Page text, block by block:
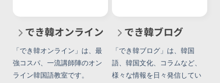
でき韓オンライン
「でき韓オンライン」は、最
強コスパ、一流講師陣のオン
ライン韓国語教室です。
でき韓ブログ
「でき韓ブログ」は、韓国
語、韓国文化、コラムなど、
様々な情報を日々発信してい